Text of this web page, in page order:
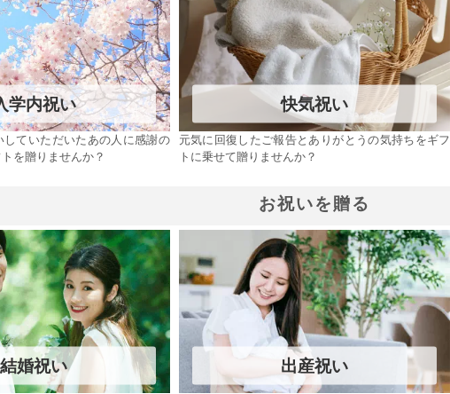
学内祝い
していただいたあの人に感謝の
を贈りませんか？
快気祝い
元気に回復したご報告とありがとうの気持ちをギフ
トに乗せて贈りませんか？
お祝いを贈る
結婚祝い 出産祝い